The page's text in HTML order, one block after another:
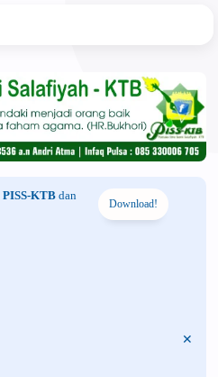
PISS-KTB dan
Download!